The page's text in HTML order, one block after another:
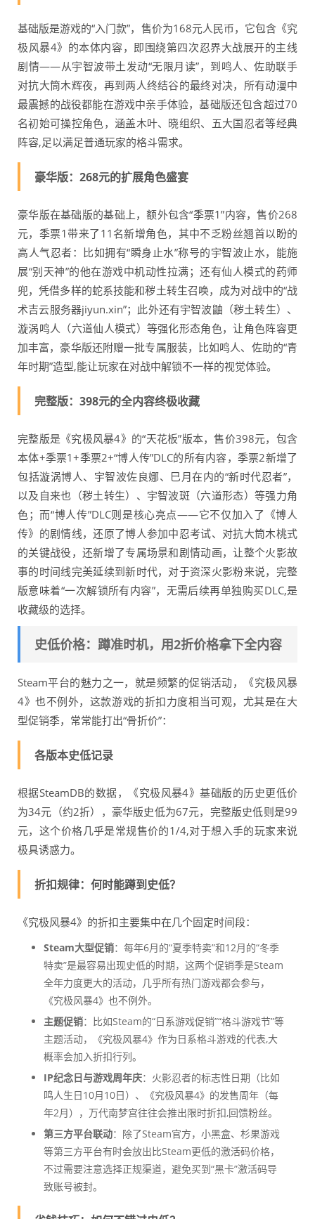
基础版是游戏的“入门款”，售价为168元人民币，它包含《究
极风暴4》的本体内容，即围绕第四次忍界大战展开的主线
剧情——从宇智波带土发动“无限月读”，到鸣人、佐助联手
对抗大筒木辉夜，再到两人终结谷的最终对决，所有动漫中
最震撼的战役都能在游戏中亲手体验，基础版还包含超过70
名初始可操控角色，涵盖木叶、晓组织、五大国忍者等经典
阵容,足以满足普通玩家的格斗需求。
豪华版：268元的扩展角色盛宴
豪华版在基础版的基础上，额外包含“季票1”内容，售价268
元，季票1带来了11名新增角色，其中不乏粉丝翘首以盼的
高人气忍者：比如拥有“瞬身止水”称号的宇智波止水，能施
展“别天神”的他在游戏中机动性拉满；还有仙人模式的药师
兜，凭借多样的蛇系技能和秽土转生召唤，成为对战中的“战
术吉云服务器jiyun.xin”；此外还有宇智波鼬（秽土转生）、
漩涡鸣人（六道仙人模式）等强化形态角色，让角色阵容更
加丰富，豪华版还附赠一批专属服装，比如鸣人、佐助的“青
年时期”造型,能让玩家在对战中解锁不一样的视觉体验。
完整版：398元的全内容终极收藏
完整版是《究极风暴4》的“天花板”版本，售价398元，包含
本体+季票1+季票2+“博人传”DLC的所有内容，季票2新增了
包括漩涡博人、宇智波佐良娜、巳月在内的“新时代忍者”，
以及自来也（秽土转生）、宇智波斑（六道形态）等强力角
色；而“博人传”DLC则是核心亮点——它不仅加入了《博人
传》的剧情线，还原了博人参加中忍考试、对抗大筒木桃式
的关键战役，还新增了专属场景和剧情动画，让整个火影故
事的时间线完美延续到新时代，对于资深火影粉来说，完整
版意味着“一次解锁所有内容”，无需后续再单独购买DLC,是
收藏级的选择。
史低价格：蹲准时机，用2折价格拿下全内容
Steam平台的魅力之一，就是频繁的促销活动，《究极风暴
4》也不例外，这款游戏的折扣力度相当可观，尤其是在大
型促销季，常常能打出“骨折价”：
各版本史低记录
根据SteamDB的数据，《究极风暴4》基础版的历史更低价
为34元（约2折），豪华版史低为67元，完整版史低则是99
元，这个价格几乎是常规售价的1/4,对于想入手的玩家来说
极具诱惑力。
折扣规律：何时能蹲到史低？
《究极风暴4》的折扣主要集中在几个固定时间段：
Steam大型促销：每年6月的“夏季特卖”和12月的“冬季
特卖”是最容易出现史低的时期，这两个促销季是Steam
全年力度更大的活动，几乎所有热门游戏都会参与，
《究极风暴4》也不例外。
主题促销：比如Steam的“日系游戏促销”“格斗游戏节”等
主题活动，《究极风暴4》作为日系格斗游戏的代表,大
概率会加入折扣行列。
IP纪念日与游戏周年庆：火影忍者的标志性日期（比如
鸣人生日10月10日）、《究极风暴4》的发售周年（每
年2月），万代南梦宫往往会推出限时折扣,回馈粉丝。
第三方平台联动：除了Steam官方，小黑盒、杉果游戏
等第三方平台有时会放出比Steam更低的激活码价格，
不过需要注意选择正规渠道，避免买到“黑卡”激活码导
致账号被封。